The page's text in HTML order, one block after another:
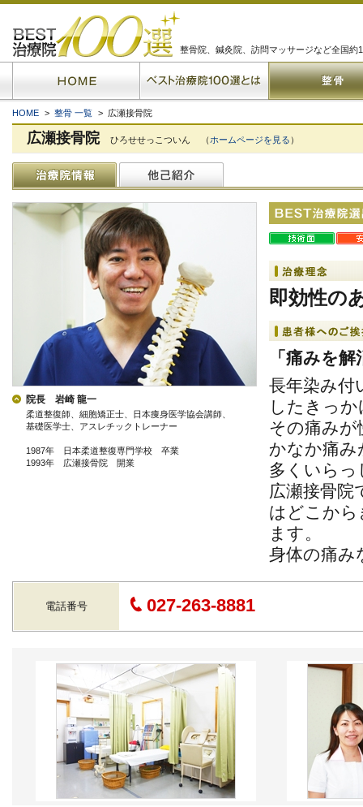
整骨院、鍼灸院、訪問マッサージなど全国約
HOME > 整骨 一覧 > 広瀬接骨院
広瀬接骨院 ひろせせっこついん （ ホームページを見る ）
院長 岩崎 龍一
柔道整復師、細胞矯正士、日本痩身医学協会講師、
基礎医学士、アスレチックトレーナー
1987年 日本柔道整復専門学校 卒業
1993年 広瀬接骨院 開業
即効性の
「痛みを
長年染み付
したきっ
その痛みが
かなか痛み
多くいらっ
広瀬接骨院
はどこか
ます。
身体の痛み
電話番号 027-263-8881